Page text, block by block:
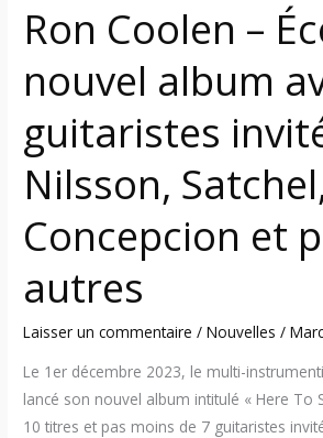
Ron Coolen –
nouvel album
guitaristes
Nilsson,
Concepcion et
autres
Laisser un commentaire /Nouvelles /
Le 1er décembre 2023, le multi-
lancé son nouvel album intitulé « Here To
10 titres et pas moins de 7 guitaristes
Per
Satchel,
Concepcion
et
plusieurs
autres